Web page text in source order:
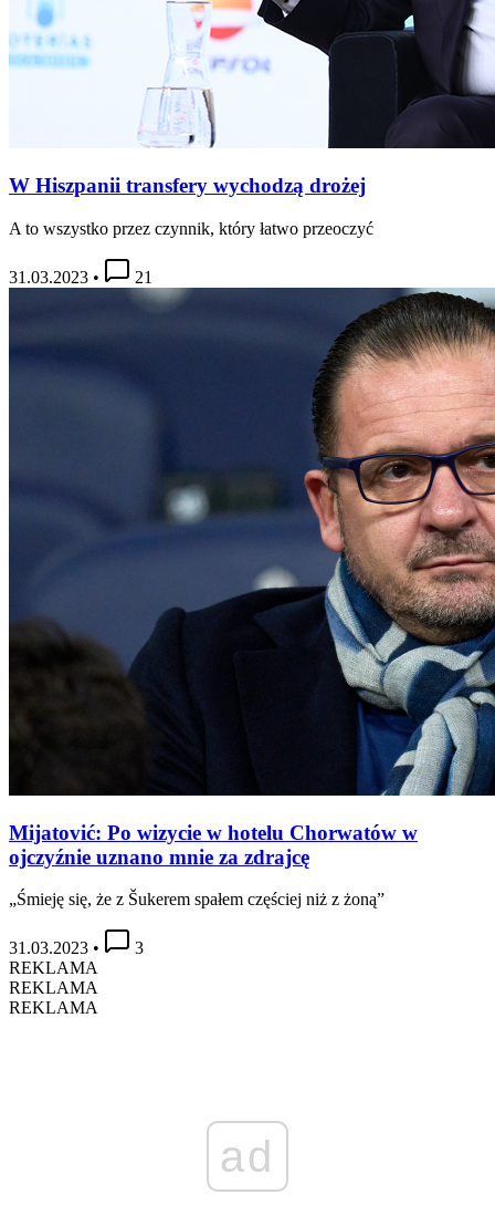
W Hiszpanii transfery wychodzą drożej
A to wszystko przez czynnik, który łatwo przeoczyć
31.03.2023 • 21
Mijatović: Po wizycie w hotelu Chorwatów w
ojczyźnie uznano mnie za zdrajcę
„Śmieję się, że z Šukerem spałem częściej niż z żoną”
31.03.2023 •
3
REKLAMA
REKLAMA
REKLAMA
ad